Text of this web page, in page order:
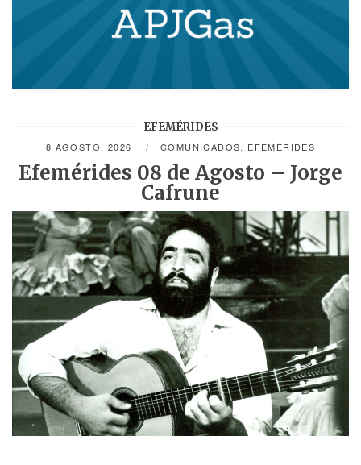
EFEMÉRIDES
8 AGOSTO, 2026 COMUNICADOS EFEMÉRIDES
Efemérides 08 de Agosto – Jorge
Cafrune